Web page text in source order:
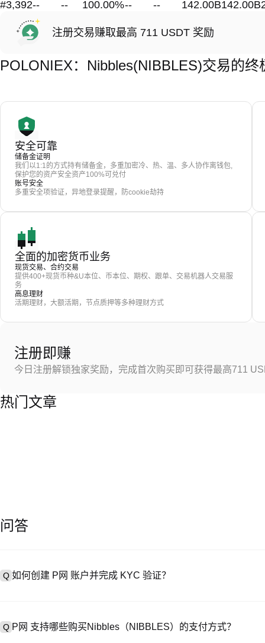
#3,392-- -- 100.00%-- -- 142.00B142.00B
注册交易赚取最高 711 USDT 奖励
POLONIEX：Nibbles(NIBBLES)交易的终
安全可靠
储备金证明
我们以1:1的方式持有储备金，多重加密冷、热、温、多人协作离钱包,
保护您的资产安全资产100%可兑付
账号安全
多重安全项验证，异地登录提醒，防cookie劫持
全面的加密货币业务
现货交易、合约交易
提供400+现货币种&U本位、币本位、期权、跟单、交易机器人交易服
务
高息理财
活期理财，大额活期，节点质押等多种理财方式
注册即赚
今日注册解锁独家奖励，完成首次购买即可获得最高711
热门文章
问答
Q 如何创建 P网 账户并完成 KYC 验证？
Q P网 支持哪些购买Nibbles（NIBBLES）的支付方式？